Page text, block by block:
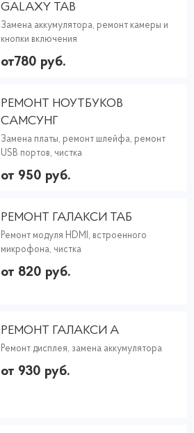
GALAXY TAB
Замена аккумулятора, ремонт камеры и
кнопки включения
от780 руб.
РЕМОНТ НОУТБУКОВ
САМСУНГ
Замена платы, ремонт шлейфа, ремонт
USB портов, чистка
от 950 руб.
РЕМОНТ ГАЛАКСИ ТАБ
Ремонт модуля HDMI, встроенного
микрофона, чистка
от 820 руб.
РЕМОНТ ГАЛАКСИ А
Ремонт дисплея, замена аккумулятора
от 930 руб.